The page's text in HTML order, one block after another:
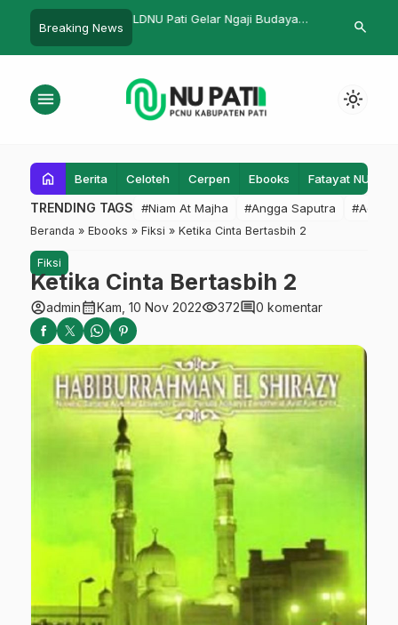
Breaking News
LDNU Pati Gelar Ngaji Budaya
Islam melalui Budaya Wayang
PC IPNU
search
menu light_mode
home Berita Celoteh Cerpen Ebooks Fatayat NU
TRENDING TAGS #Niam At Majha #Angga Saputra #Admin
Beranda » Ebooks » Fiksi » Ketika Cinta Bertasbih 2
Fiksi
Ketika Cinta Bertasbih 2
account_circleadmincalendar_monthKam, 10 Nov 2022visibility372comment0 komentar